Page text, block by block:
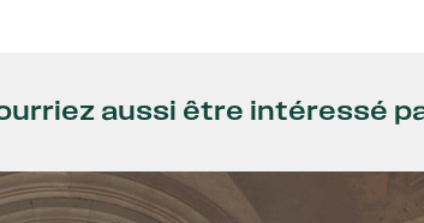
aussi être intéressé